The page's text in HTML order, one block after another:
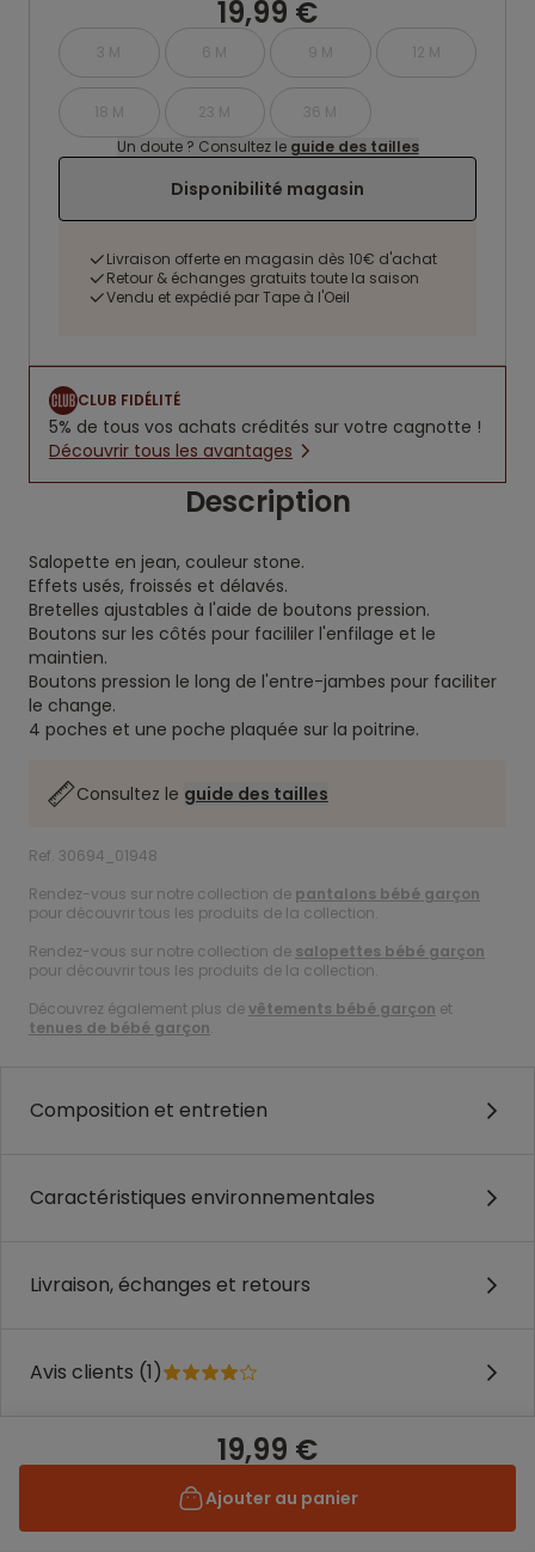
19,99 €
3 M 6 M 9 M 12 M
18 M 23 M
36 M
Un doute ? Consultez le guide des tailles
Disponibilité magasin
Livraison offerte en magasin dès 10€ d'achat
Retour & échanges gratuits toute la saison
Vendu et expédié par Tape à l'Oeil
CLUB FIDÉLITÉ
5% de tous vos achats crédités sur votre cagnotte !
Découvrir tous les avantages
Description
Salopette en jean, couleur stone.
Effets usés, froissés et délavés.
Bretelles ajustables à l'aide de boutons pression.
Boutons sur les côtés pour facililer l'enfilage et le
maintien.
Boutons pression le long de l'entre-jambes pour faciliter
le change.
4 poches et une poche plaquée sur la poitrine.
Consultez le guide des tailles
Ref. 30694_01948
Rendez-vous sur notre collection de pantalons bébé garçon
pour découvrir tous les produits de la collection.
Rendez-vous sur notre collection de salopettes bébé garçon
pour découvrir tous les produits de la collection.
Découvrez également plus devêtements bébé garçon et
tenues de bébé garçon.
Composition et entretien
Caractéristiques environnementales
Livraison, échanges et retours
Avis clients (1)
19,99 €
Ajouter au panier